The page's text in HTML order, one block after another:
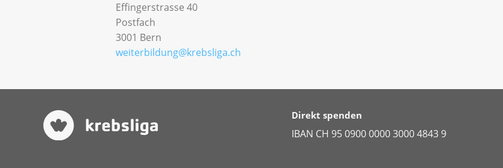
Effingerstrasse 40
Postfach
3001 Bern
weiterbildung@krebsliga.ch
Direkt spenden
IBAN CH 95 0900 0000 3000 4843 9